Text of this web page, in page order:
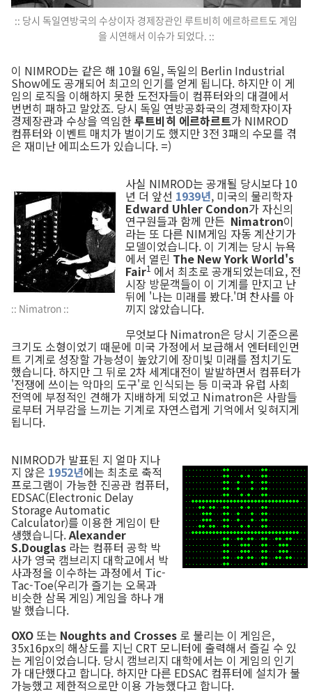
:: 당시 독일연방국의 수상이자 경제장관인 루트비히 에르하르트도 게임
을 시연해서 이슈가 되었다. ::
이 NIMROD는 같은 해 10월 6일, 독일의 Berlin Industrial
Show에도 공개되어 최고의 인기를 얻게 됩니다. 하지만 이 게
임의 로직을 이해하지 못한 도전자들이 컴퓨터와의 대결에서
번번히 패하고 말았죠. 당시 독일 연방공화국의 경제학자이자
경제장관과 수상을 역임한루트비히 에르하르트가 NIMROD
컴퓨터와 이벤트 매치가 벌이기도 했지만 3전 3패의 수모를 겪
은 재미난 에피소드가 있습니다. =)
:: Nimatron ::
사실 NIMROD는 공개될 당시보다 10
년 더 앞선 1939년, 미국의 물리학자
Edward Uhler Condon가 자신의
연구원들과 함께 만든 Nimatron이
라는 또 다른 NIM게임 자동 계산기가
모델이었습니다. 이 기계는 당시 뉴욕
에서 열린 The New York World's
Fair1 에서 최초로 공개되었는데요, 전
시장 방문객들이 이 기계를 만지고 난
뒤에 '나는 미래를 봤다.'며 찬사를 아
끼지 않았습니다.
무엇보다 Nimatron은 당시 기준으론
크기도 소형이었기 때문에 미국 가정에서 보급해서 엔터테인먼
트 기계로 성장할 가능성이 높았기에 장미빛 미래를 점치기도
했습니다. 하지만 그 뒤로 2차 세계대전이 발발하면서 컴퓨터가
'전쟁에 쓰이는 악마의 도구'로 인식되는 등 미국과 유럽 사회
전역에 부정적인 견해가 지배하게 되었고 Nimatron은 사람들
로부터 거부감을 느끼는 기계로 자연스럽게 기억에서 잊혀지게
됩니다.
NIMROD가 발표된 지 얼마 지나
지 않은 1952년에는 최초로 축적
프로그램이 가능한 진공관 컴퓨터,
EDSAC(Electronic Delay
Storage Automatic
Calculator)를 이용한 게임이 탄
생했습니다.Alexander
S.Douglas 라는 컴퓨터 공학 박
사가 영국 캠브리지 대학교에서 박
사과정을 이수하는 과정에서 Tic-
Tac-Toe(우리가 즐기는 오목과
비슷한 삼목 게임) 게임을 하나 개
발 했습니다.
OXO 또는 Noughts and Crosses 로 불리는 이 게임은,
35x16px의 해상도를 지닌 CRT 모니터에 출력해서 즐길 수 있
는 게임이었습니다. 당시 캠브리지 대학에서는 이 게임의 인기
가 대단했다고 합니다. 하지만 다른 EDSAC 컴퓨터에 설치가 불
가능했고 제한적으로만 이용 가능했다고 합니다.